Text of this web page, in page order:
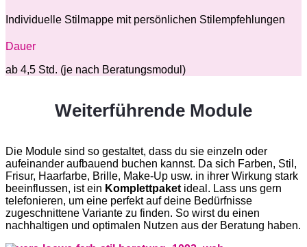
Individuelle Stilmappe mit persön­lichen Stilempfehlungen
Dauer
ab 4,5 Std. (je nach Beratungsmodul)
Weiterführende Module
Die Module sind so gestaltet, dass du sie einzeln oder
aufeinander aufbauend buchen kannst. Da sich Farben, Stil,
Frisur, Haarfarbe, Brille, Make-Up usw. in ihrer Wirkung stark
beein­flussen, ist ein Komplettpaket ideal. Lass uns gern
telefonieren, um eine perfekt auf deine Bedürfnisse
zugeschnittene Variante zu finden. So wirst du einen
nachhaltigen und optimalen Nutzen aus der Beratung haben.